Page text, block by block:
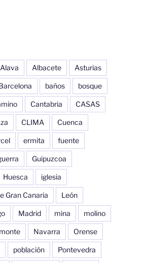
Alava Albacete Asturias
baños bosque
Cantabria CASAS
CLIMA Cuenca
ermita fuente
Guipuzcoa
Huesca iglesia
Gran Canaria León
Madrid mina molino
monte Navarra Orense
población Pontevedra